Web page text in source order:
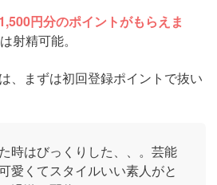
円分のポイントがもらえま
射精可能。
、まずは初回登録ポイントで抜い
時はびっくりした、、。芸能
愛くてスタイルいい素人がと